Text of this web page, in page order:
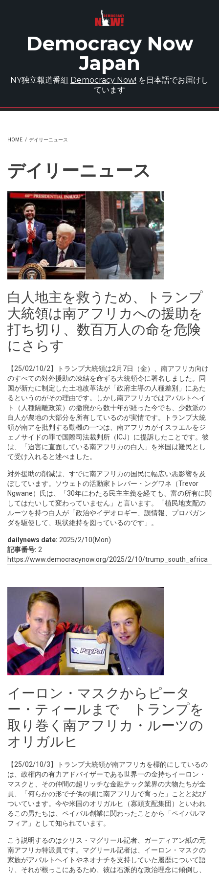
Democracy Now
Japan
NY独立報道番組 Democracy Now! を日本語でお届けし
ています
HOME / デイリーニュース
デイリーニュース
白人地主を救うため、トランプ
大統領は南アフリカへの援助を
打ち切り、数百万人の命を危険
にさらす
【25/02/10/2】トランプ大統領は2月7日（金）、南アフリカ向け
のすべての対外援助の凍結を命ずる大統領令に署名しました。同
国が新たに制定した土地改革法が「政府主導の人種差別」にあた
るというのがその理由です。しかし南アフリカではアパルトヘイ
ト（人種隔離政策）の撤廃から数十年が経った今でも、少数派の
白人が農地の大部分を所有しているのが実情です。トランプ大統
領が南アを批判する動機の一つは、南アフリカがイスラエルをジ
ェノサイドの罪で国際司法裁判所（ICJ）に提訴したことです。彼
は、「迫害に直面している南アフリカの白人」を米国は難民とし
て受け入れると述べました。
対外援助の削減は、すでに南アフリカの国民に幅広い悪影響を及
ぼしています。ソウェトの活動家トレバー・ングワネ（Trevor
Ngwane）氏は、「30年にわたる民主主義を経ても、富の所有に関
してはたいして変わっていません」と言います。「植民地支配の
ルーツを持つ白人が「政治やイデオロギー、誤情報、プロパガン
ダを駆使して、現状維持を図っているのです」。
dailynews date: 2025/2/10(Mon)
記事番号: 2
https://www.democracynow.org/2025/2/10/trump_south_africa
イーロン・マスクからピータ
ー・ティールまで トランプを
取り巻く南アフリカ・ルーツの
オリガルヒ
【25/02/10/3】トランプ大統領が南アフリカを標的にしているの
は、政権内の有力アドバイザーである世界一の金持ちイーロン・
マスクと、その仲間の超リッチな金融テック業界の大物たちが全
員、「何らかの形で子供の頃に南アフリカで育った」ことと結び
ついています。今や米国のオリガルヒ（寡頭支配集団）といわれ
るこの男たちは、ペイパル創業に関わったことから「ペイパルマ
フィア」として知られています。
こう説明するのはクリス・マグリール記者、ガーディアン紙の元
南アフリカ特派員です。マグリール記者は、イーロン・マスクの
家族がアパルトヘイトやネオナチを支持していた履歴について語
り、それが根っこにあるため、彼は右派的な政治理念に傾倒し、